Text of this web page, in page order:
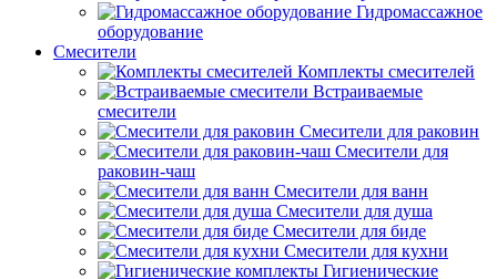
Гидромассажное
оборудование
Смесители
Комплекты смесителей
Встраиваемые
смесители
Смесители для раковин
Смесители для
раковин-чаш
Смесители для ванн
Смесители для душа
Смесители для биде
Смесители для кухни
Гигиенические